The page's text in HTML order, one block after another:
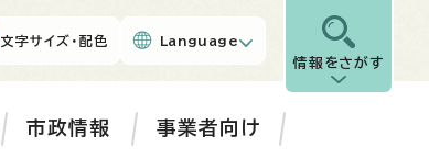
文字サイズ・配色 Language
情報をさがす
市政情報 事業者向け